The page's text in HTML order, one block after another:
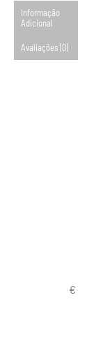
Informação
Adicional
Avaliações (0)